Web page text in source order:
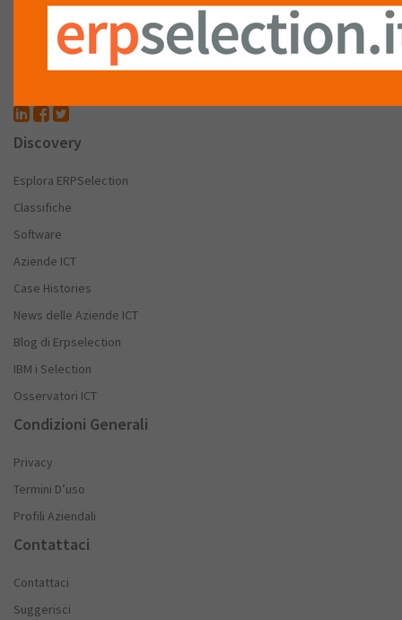
Chi Siamo
Partnership – Patrocini
Discovery
Esplora ERPSelection
Classifiche
Software
Aziende ICT
Case Histories
News delle Aziende ICT
Blog di Erpselection
IBM i Selection
Osservatori ICT
Condizioni Generali
Privacy
Termini D’uso
Profili Aziendali
Contattaci
Contattaci
Suggerisci